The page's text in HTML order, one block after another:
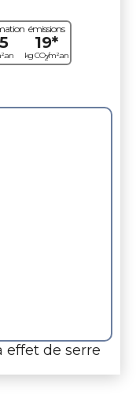
émissions
19*
kg CO2/m².an
effet de serre